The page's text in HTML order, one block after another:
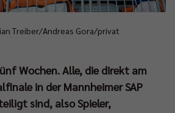
Treiber/Andreas Gora/privat
Wochen. Alle, die direkt am
in der Mannheimer SAP
sind, also Spieler,